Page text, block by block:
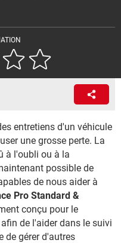
entretiens d'un véhicule
une grosse perte. La
à l'oubli ou à la
possible de
de nous aider à
Pro Standard &
conçu pour le
de l'aider dans le suivi
de gérer d'autres